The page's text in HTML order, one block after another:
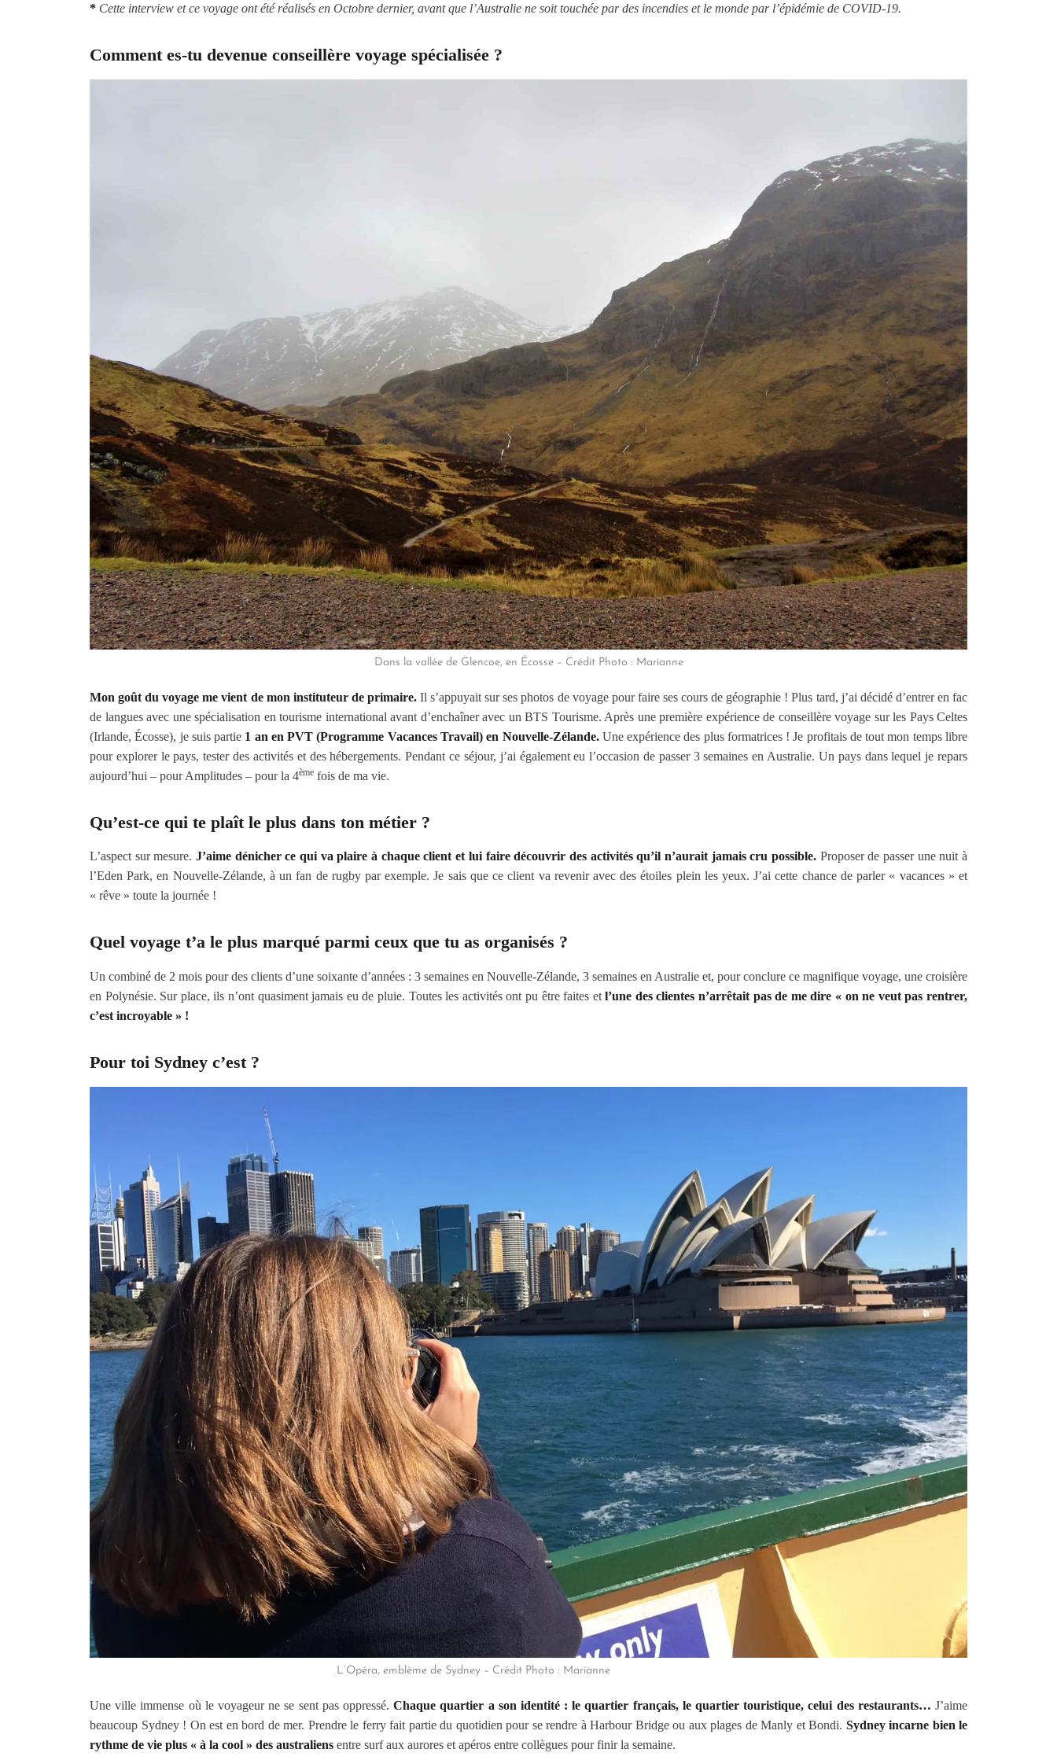
* Cette interview et ce voyage ont été réalisés en Octobre dernier, avant que l’Australie ne soit touchée par des incendies et le monde par l’épidémie de COVID-19.
Comment es-tu devenue conseillère voyage spécialisée ?
Dans la vallée de Glencoe, en Écosse – Crédit Photo : Marianne
Mon goût du voyage me vient de mon instituteur de primaire.Il s’appuyait sur ses photos de voyage pour faire ses cours de géographie ! Plus tard, j’ai décidé d’entrer en fac
de langues avec une spécialisation en tourisme international avant d’enchaîner avec un BTS Tourisme. Après une première expérience de conseillère voyage sur les Pays Celtes
(Irlande, Écosse), je suis partie 1 an en PVT (Programme Vacances Travail) en Nouvelle-Zélande.Une expérience des plus formatrices ! Je profitais de tout mon temps libre
pour explorer le pays, tester des activités et des hébergements. Pendant ce séjour, j’ai également eu l’occasion de passer 3 semaines en Australie. Un pays dans lequel je repars
aujourd’hui – pour Amplitudes – pour la 4ème fois de ma vie.
Qu’est-ce qui te plaît le plus dans ton métier ?
L’aspect sur mesure.J’aime dénicher ce qui va plaire à chaque client et lui faire découvrir des activités qu’il n’aurait jamais cru possible.Proposer de passer une nuit à
l’Eden Park, en Nouvelle-Zélande, à un fan de rugby par exemple. Je sais que ce client va revenir avec des étoiles plein les yeux. J’ai cette chance de parler « vacances » et
« rêve » toute la journée !
Quel voyage t’a le plus marqué parmi ceux que tu as organisés ?
Un combiné de 2 mois pour des clients d’une soixante d’années : 3 semaines en Nouvelle-Zélande, 3 semaines en Australie et, pour conclure ce magnifique voyage, une croisière
en Polynésie. Sur place, ils n’ont quasiment jamais eu de pluie. Toutes les activités ont pu être faites etl’une des clientes n’arrêtait pas de me dire « on ne veut pas rentrer,
c’est incroyable » !
Pour toi Sydney c’est ?
L’Opéra, emblème de Sydney – Crédit Photo : Marianne
Une ville immense où le voyageur ne se sent pas oppressé.Chaque quartier a son identité : le quartier français, le quartier touristique, celui des restaurants… J’aime
beaucoup Sydney ! On est en bord de mer. Prendre le ferry fait partie du quotidien pour se rendre à Harbour Bridge ou aux plages de Manly et Bondi. Sydney incarne bien le
rythme de vie plus « à la cool » des australiens entre surf aux aurores et apéros entre collègues pour finir la semaine.